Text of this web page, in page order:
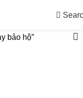
bảo hộ”